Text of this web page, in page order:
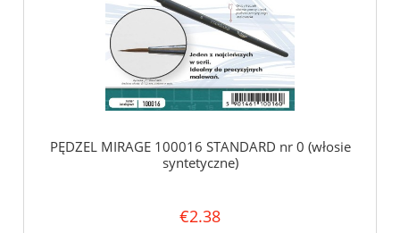
PĘDZEL MIRAGE 100016 STANDARD nr 0 (włosie
syntetyczne)
€2.38